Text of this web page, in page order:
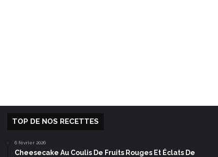
TOP DE NOS RECETTES
6 février 2026
Cheesecake Au Coulis De Fruits Rouges Et Éclats De